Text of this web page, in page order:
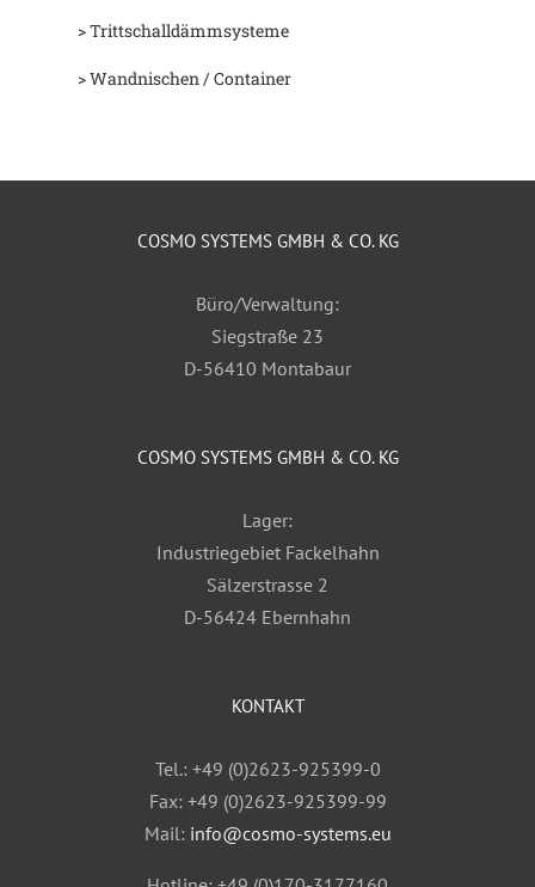
> Trittschalldämmsysteme
> Wandnischen / Container
COSMO SYSTEMS GMBH & CO. KG
Büro/Verwaltung:
Siegstraße 23
D-56410 Montabaur
COSMO SYSTEMS GMBH & CO. KG
Lager:
Industriegebiet Fackelhahn
Sälzerstrasse 2
D-56424 Ebernhahn
KONTAKT
Tel.: +49 (0)2623-925399-0
Fax: +49 (0)2623-925399-99
Mail: info@cosmo-systems.eu